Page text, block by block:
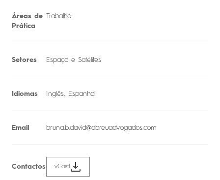
Áreas de
Prática
Trabalho
Setores Espaço e Satélites
Idiomas Inglês, Espanhol
Email bruna.b.david@abreuadvogados.com
Contactos vCard